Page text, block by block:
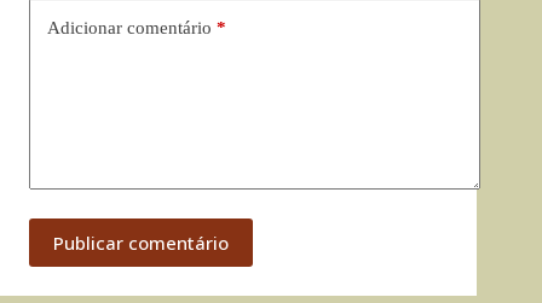
Adicionar comentário *
Publicar comentário